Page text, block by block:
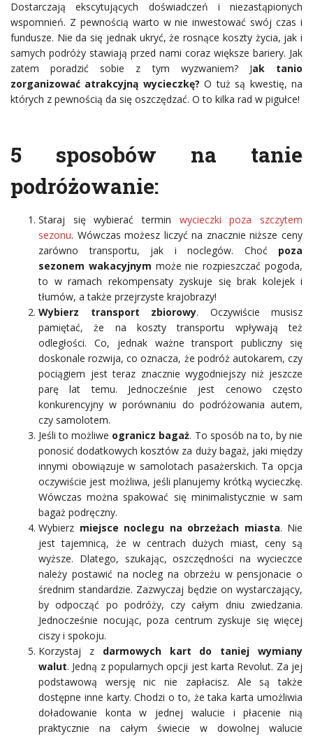
Dostarczają ekscytujących doświadczeń i niezastąpionych
wspomnień. Z pewnością warto w nie inwestować swój czas i
fundusze. Nie da się jednak ukryć, że rosnące koszty życia, jak i
samych podróży stawiają przed nami coraz większe bariery. Jak
zatem poradzić sobie z tym wyzwaniem? Jak tanio
zorganizować atrakcyjną wycieczkę? O tuż są kwestię, na
których z pewnością da się oszczędzać. O to kilka rad w pigułce!
5 sposobów na tanie
podróżowanie:
Staraj się wybierać termin wycieczki poza szczytem
sezonu. Wówczas możesz liczyć na znacznie niższe ceny
zarówno transportu, jak i noclegów. Choć poza
sezonem wakacyjnym może nie rozpieszczać pogoda,
to w ramach rekompensaty zyskuje się brak kolejek i
tłumów, a także przejrzyste krajobrazy!
Wybierz transport zbiorowy. Oczywiście musisz
pamiętać, że na koszty transportu wpływają też
odległości. Co, jednak ważne transport publiczny się
doskonale rozwija, co oznacza, że podróż autokarem, czy
pociągiem jest teraz znacznie wygodniejszy niż jeszcze
parę lat temu. Jednocześnie jest cenowo często
konkurencyjny w porównaniu do podróżowania autem,
czy samolotem.
Jeśli to możliwe ogranicz bagaż. To sposób na to, by nie
ponosić dodatkowych kosztów za duży bagaż, jaki między
innymi obowiązuje w samolotach pasażerskich. Ta opcja
oczywiście jest możliwa, jeśli planujemy krótką wycieczkę.
Wówczas można spakować się minimalistycznie w sam
bagaż podręczny.
Wybierz miejsce noclegu na obrzeżach miasta. Nie
jest tajemnicą, że w centrach dużych miast, ceny są
wyższe. Dlatego, szukając, oszczędności na wycieczce
należy postawić na nocleg na obrzeżu w pensjonacie o
średnim standardzie. Zazwyczaj będzie on wystarczający,
by odpocząć po podróży, czy całym dniu zwiedzania.
Jednocześnie nocując, poza centrum zyskuje się więcej
ciszy i spokoju.
Korzystaj z darmowych kart do taniej wymiany
walut. Jedną z popularnych opcji jest karta Revolut. Za jej
podstawową wersję nic nie zapłacisz. Ale są także
dostępne inne karty. Chodzi o to, że taka karta umożliwia
doładowanie konta w jednej walucie i płacenie nią
praktycznie na całym świecie w dowolnej walucie